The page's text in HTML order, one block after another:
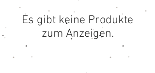
Es gibt keine Produkte
zum Anzeigen.